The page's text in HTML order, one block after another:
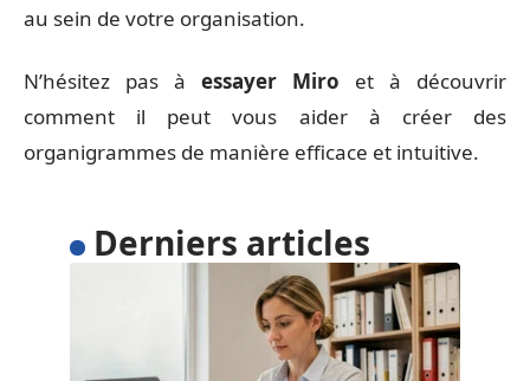
au sein de votre organisation.
N’hésitez pas à essayer Miro et à découvrir
comment il peut vous aider à créer des
organigrammes de manière efficace et intuitive.
Derniers articles